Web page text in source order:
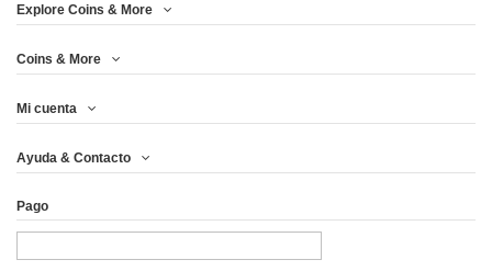
Explore Coins & More
Coins & More
Mi cuenta
Ayuda & Contacto
Pago